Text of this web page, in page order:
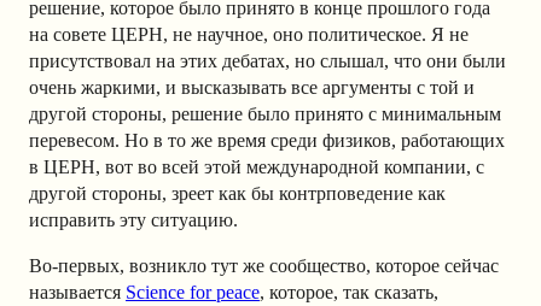
решение, которое было принято в конце прошлого года
на совете ЦЕРН, не научное, оно политическое. Я не
присутствовал на этих дебатах, но слышал, что они были
очень жаркими, и высказывать все аргументы с той и
другой стороны, решение было принято с минимальным
перевесом. Но в то же время среди физиков, работающих
в ЦЕРН, вот во всей этой международной компании, с
другой стороны, зреет как бы контрповедение как
исправить эту ситуацию.
Во-первых, возникло тут же сообщество, которое сейчас
называется Science for peace, которое, так сказать,